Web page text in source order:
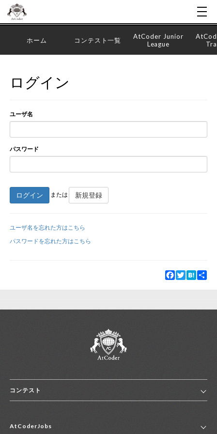
新規登録
ホーム コンテスト一覧
AtCoder Junior
League
ログイン
ユーザ名
パスワード
ログイン または 新規登録
ユーザ名を忘れた方はこちら
パスワードを忘れた方はこちら
Facebook
TwitterHatena
コンテスト
コンテスト一覧
AtCoderJobs